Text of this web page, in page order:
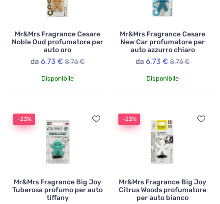
Mr&Mrs Fragrance Cesare
Noble Oud profumatore per
auto oro
da 6,73 € 8,76 €
Disponibile
Mr&Mrs Fragrance Cesare
New Car profumatore per
auto azzurro chiaro
da 6,73 € 8,76 €
Disponibile
-23%
Mr&Mrs Fragrance Big Joy
Tuberosa profumo per auto
tiffany
-23%
Mr&Mrs Fragrance Big Joy
Citrus Woods profumatore
per auto bianco